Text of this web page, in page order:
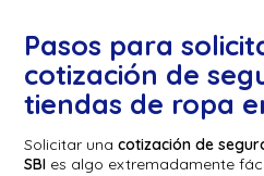
Pasos para
cotización de
tiendas de ropa
Solicitar unacotización de
SBI es algo extremadamente